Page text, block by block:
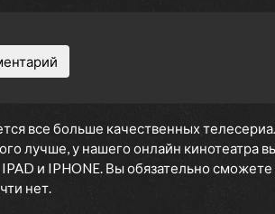
все больше качественных
лучше, у нашего онлайн кинотеатра
и IPHONE. Вы обязательно
нет.